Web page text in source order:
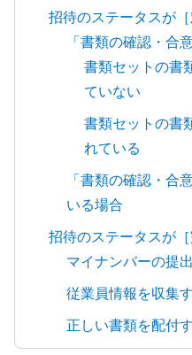
招待のステータスが
「書類の確認・合
書類セットの書
ていない
書類セットの書
れている
「書類の確認・合
いる場合
招待のステータスが
マイナンバーの提
従業員情報を収集
正しい書類を配付